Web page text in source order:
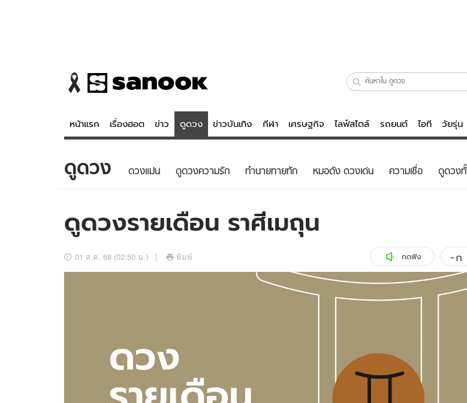
หน้าแรก เรื่องฮอต ข่าว ดูดวง ข่าวบันเทิง กีฬา เศรษฐกิจ ไลฟ์สไตล์ รถยนต์ ไอที วัยรุ่น
ข่าว
ข่าวบันเทิง
ดูดวง - ตรวจหวย
สถิติหวยไทย
ไลฟ์สไตล์
รถยนต์
สุขภาพ
ดาวน์โหลดสนุกแอปฟรี ติดตามสนุกโซเชียลได้ที่
ดูดวง ดวงแม่น ดูดวงความรัก ทํานายทายทัก หมอดัง ดวงเด่น ความเชื่อ ดูดวง
ดูดวงรายเดือน ราศีเมถุน
01 ส.ค. 68 (02:50 น.) พิมพ์ กดฟัง -ก